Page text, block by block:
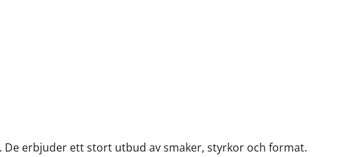
De erbjuder ett stort utbud av smaker, styrkor och format.